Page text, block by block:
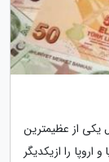
یکی از عظیمترین
را ازیکدیگر